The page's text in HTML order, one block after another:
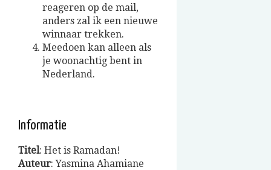
reageren op de mail,
anders zal ik een nieuwe
winnaar trekken.
Meedoen kan alleen als
je woonachtig bent in
Nederland.
Informatie
Titel: Het is Ramadan!
Auteur: Yasmina Ahamiane